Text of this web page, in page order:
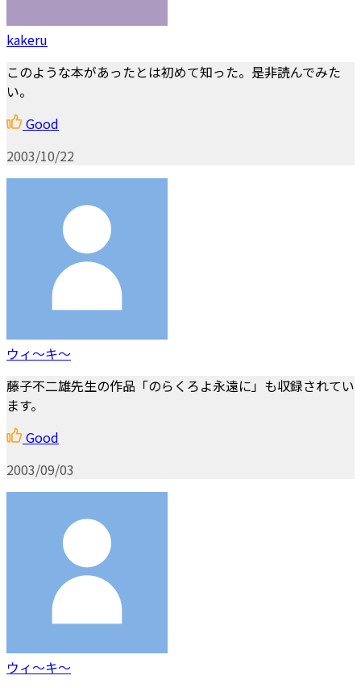
kakeru
このような本があったとは初めて知った。是非読んでみた
い。
Good
2003/10/22
ウィ～キ～
藤子不二雄先生の作品「のらくろよ永遠に」も収録されてい
ます。
Good
2003/09/03
ウィ～キ～